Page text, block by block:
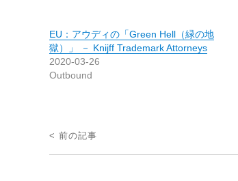
EU：アウディの「Green Hell（緑の地
獄）」 － Knijff Trademark Attorneys
2020-03-26
Outbound
投
稿
< 前の記事